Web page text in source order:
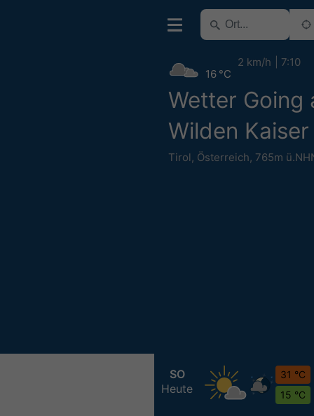
Wetter Going
Wilden Kaiser
Tirol, Österreich, 765m
16 °C
2 km/h 7:10
SO
Heute
31 °C
15 °C